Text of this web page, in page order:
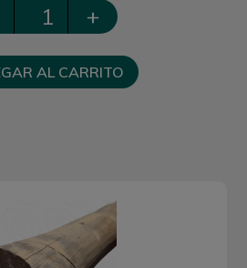
+
AL CARRITO